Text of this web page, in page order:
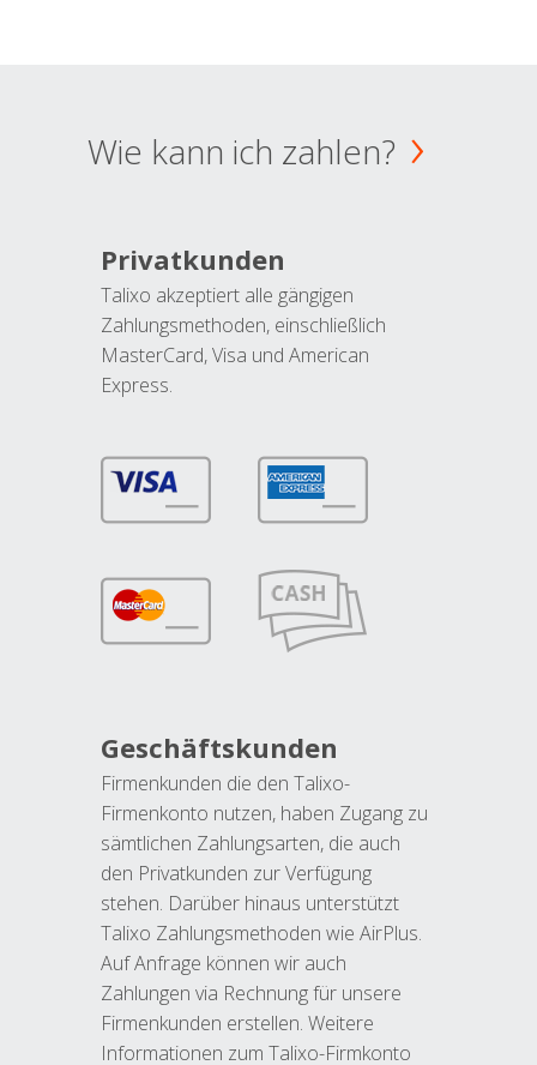
Wie kann ich zahlen?
Privatkunden
Talixo akzeptiert alle gängigen
Zahlungsmethoden, einschließlich
MasterCard, Visa und American
Express.
Geschäftskunden
Firmenkunden die den Talixo-
Firmenkonto nutzen, haben Zugang zu
sämtlichen Zahlungsarten, die auch
den Privatkunden zur Verfügung
stehen. Darüber hinaus unterstützt
Talixo Zahlungsmethoden wie AirPlus.
Auf Anfrage können wir auch
Zahlungen via Rechnung für unsere
Firmenkunden erstellen. Weitere
Informationen zum Talixo-Firmkonto